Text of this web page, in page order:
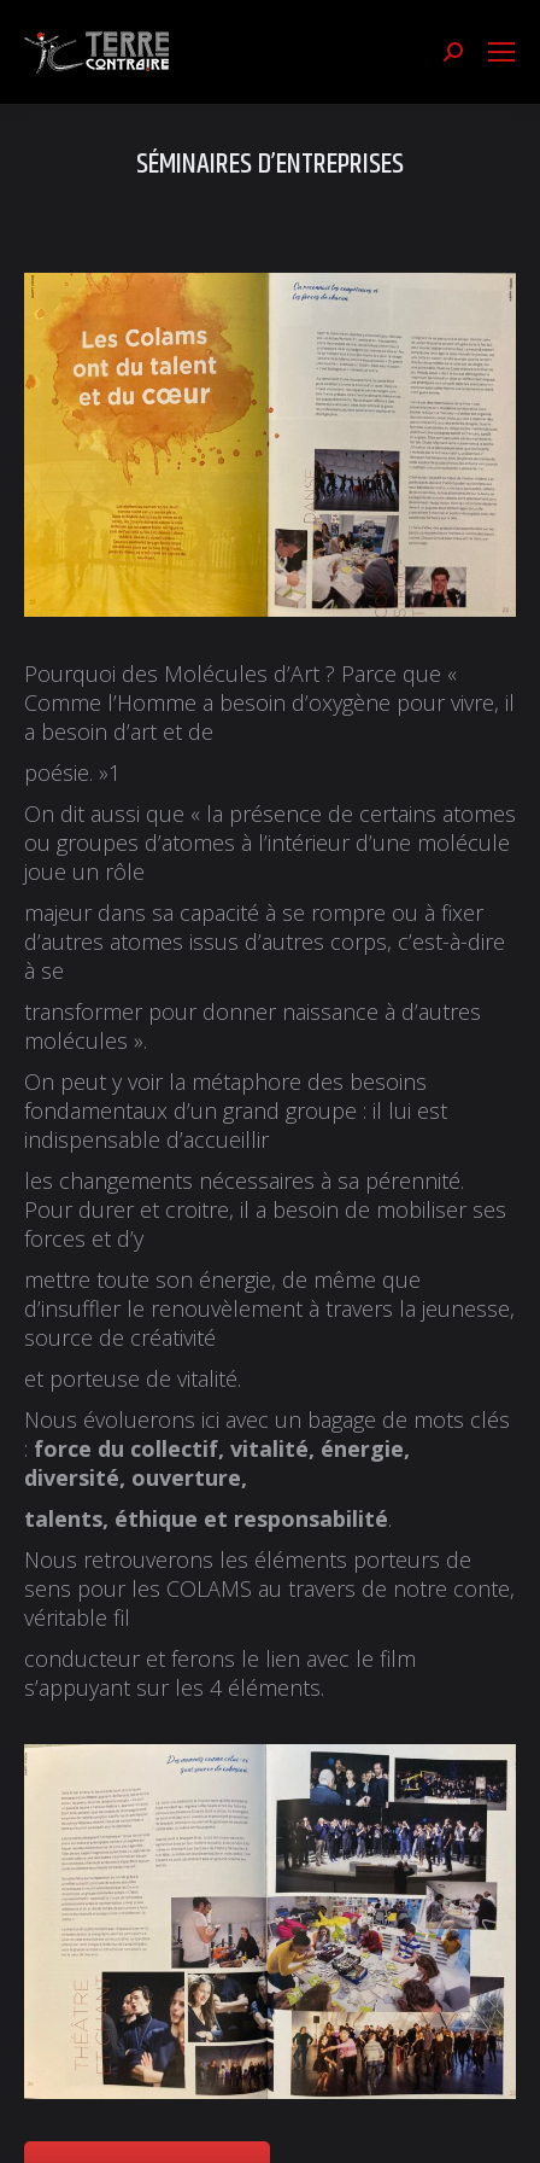
SÉMINAIRES D’ENTREPRISES
Pourquoi des Molécules d’Art ? Parce que «
Comme l’Homme a besoin d’oxygène pour vivre, il
a besoin d’art et de
poésie. »1
On dit aussi que « la présence de certains atomes
ou groupes d’atomes à l’intérieur d’une molécule
joue un rôle
majeur dans sa capacité à se rompre ou à fixer
d’autres atomes issus d’autres corps, c’est-à-dire
à se
transformer pour donner naissance à d’autres
molécules ».
On peut y voir la métaphore des besoins
fondamentaux d’un grand groupe : il lui est
indispensable d’accueillir
les changements nécessaires à sa pérennité.
Pour durer et croitre, il a besoin de mobiliser ses
forces et d’y
mettre toute son énergie, de même que
d’insuffler le renouvèlement à travers la jeunesse,
source de créativité
et porteuse de vitalité.
Nous évoluerons ici avec un bagage de mots clés
: force du collectif, vitalité, énergie,
diversité, ouverture,
talents, éthique et responsabilité.
Nous retrouverons les éléments porteurs de
sens pour les COLAMS au travers de notre conte,
véritable fil
conducteur et ferons le lien avec le film
s’appuyant sur les 4 éléments.